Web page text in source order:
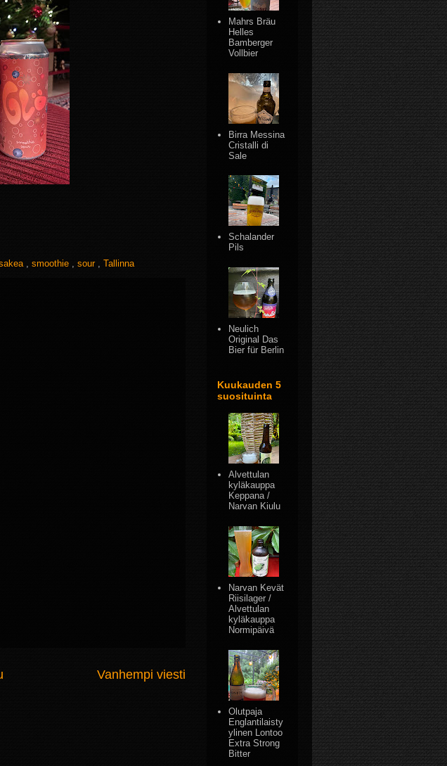
smoothie sour Tallinna
Vanhempi viesti
Mahrs Bräu
Helles
Bamberger
Vollbier
Birra Messina
Cristalli di
Sale
Schalander
Pils
Neulich
Original Das
Bier für Berlin
Kuukauden 5
suosituinta
Alvettulan
kyläkauppa
Keppana /
Narvan Kiulu
Narvan Kevät
Riisilager /
Alvettulan
kyläkauppa
Normipäivä
Olutpaja
Englantilaisty
ylinen Lontoo
Extra Strong
Bitter